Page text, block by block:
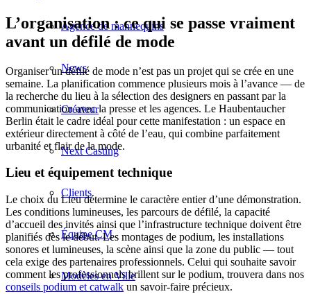
Agence de mannequins
News
Créateur
Next Casting
Clients
Équipe CM
Modèles en Ville
L’organisation : ce qui se passe vraiment
avant un défilé de mode
Organiser un défilé de mode n’est pas un projet qui se crée en une
semaine. La planification commence plusieurs mois à l’avance — de
la recherche du lieu à la sélection des designers en passant par la
communication avec la presse et les agences. Le Haubentaucher
Berlin était le cadre idéal pour cette manifestation : un espace en
extérieur directement à côté de l’eau, qui combine parfaitement
urbanité et flair de la mode.
Lieu et équipement technique
Le choix du Lieu détermine le caractère entier d’une démonstration.
Les conditions lumineuses, les parcours de défilé, la capacité
d’accueil des invités ainsi que l’infrastructure technique doivent être
planifiés dès le début. Les montages de podium, les installations
sonores et lumineuses, la scène ainsi que la zone du public — tout
cela exige des partenaires professionnels. Celui qui souhaite savoir
comment les professionnels brillent sur le podium, trouvera dans nos
conseils podium et catwalk un savoir-faire précieux.